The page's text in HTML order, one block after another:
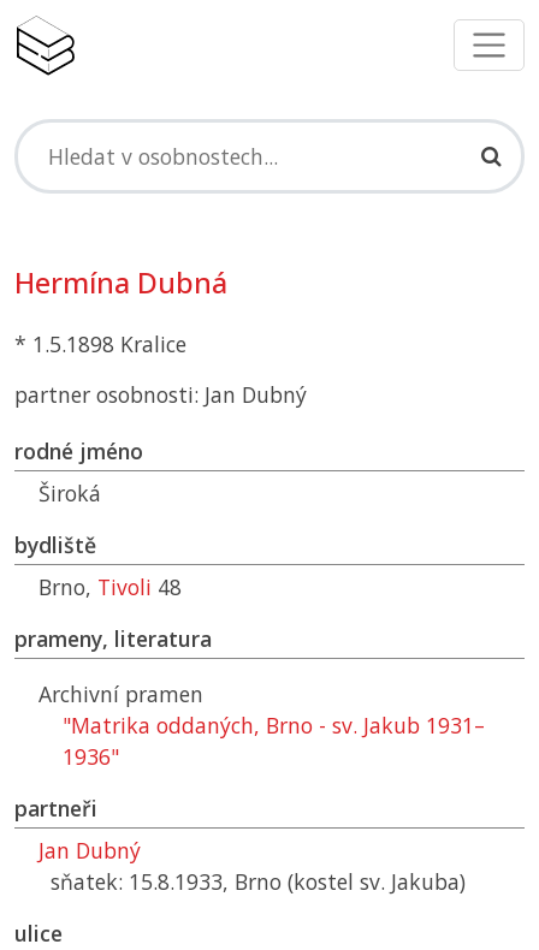
Hermína Dubná
* 1.5.1898 Kralice
partner osobnosti: Jan Dubný
rodné jméno
Široká
bydliště
Brno, Tivoli 48
prameny, literatura
Archivní pramen
"Matrika oddaných, Brno - sv. Jakub 1931–
1936"
partneři
Jan Dubný
sňatek: 15.8.1933, Brno (kostel sv. Jakuba)
ulice